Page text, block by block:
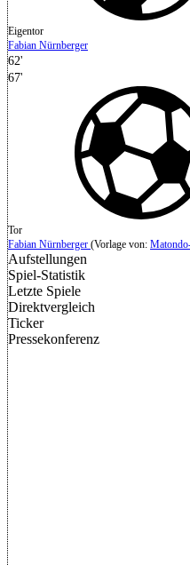
Eigentor
Fabian Nürnberger
62'
67'
Tor
Fabian Nürnberger (Vorlage von:
Aufstellungen
Spiel-Statistik
Letzte Spiele
Direktvergleich
Ticker
Pressekonferenz